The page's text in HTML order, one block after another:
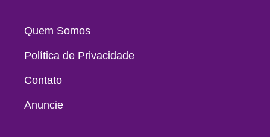
Quem Somos
Política de Privacidade
Contato
Anuncie